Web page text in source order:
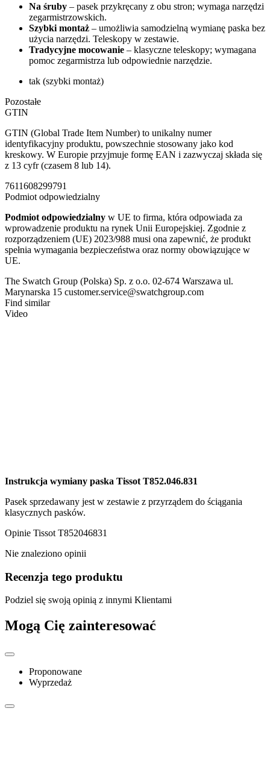
Na śruby – pasek przykręcany z obu stron; wymaga narzędzi
zegarmistrzowskich.
Szybki montaż – umożliwia samodzielną wymianę paska bez
użycia narzędzi. Teleskopy w zestawie.
Tradycyjne mocowanie – klasyczne teleskopy; wymagana
pomoc zegarmistrza lub odpowiednie narzędzie.
tak (szybki montaż)
Pozostałe
GTIN
GTIN (Global Trade Item Number) to unikalny numer
identyfikacyjny produktu, powszechnie stosowany jako kod
kreskowy. W Europie przyjmuje formę EAN i zazwyczaj składa się
z 13 cyfr (czasem 8 lub 14).
7611608299791
Podmiot odpowiedzialny
Podmiot odpowiedzialny w UE to firma, która odpowiada za
wprowadzenie produktu na rynek Unii Europejskiej. Zgodnie z
rozporządzeniem (UE) 2023/988 musi ona zapewnić, że produkt
spełnia wymagania bezpieczeństwa oraz normy obowiązujące w
UE.
The Swatch Group (Polska) Sp. z o.o. 02-674 Warszawa ul.
Marynarska 15 customer.service@swatchgroup.com
Find similar
Video
Instrukcja wymiany paska Tissot T852.046.831
Pasek sprzedawany jest w zestawie z przyrządem do ściągania
klasycznych pasków.
Opinie Tissot T852046831
Nie znaleziono opinii
Recenzja tego produktu
Podziel się swoją opinią z innymi Klientami
Mogą Cię zainteresować
Proponowane
Wyprzedaż